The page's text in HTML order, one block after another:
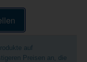
auf
Preisen an, die